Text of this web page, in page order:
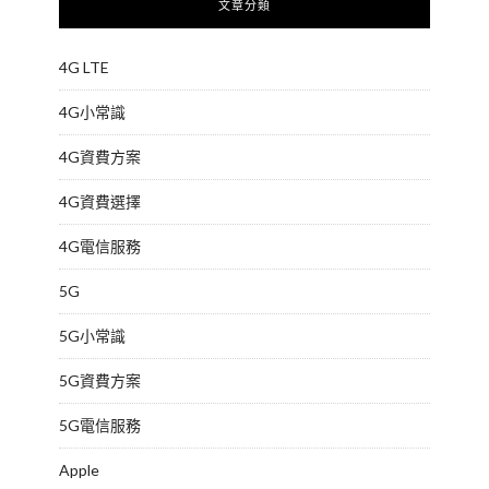
文章分類
4G LTE
4G小常識
4G資費方案
4G資費選擇
4G電信服務
5G
5G小常識
5G資費方案
5G電信服務
Apple